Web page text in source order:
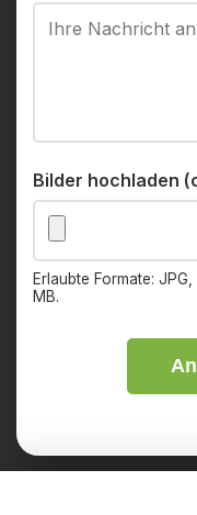
Bilder hochladen
Erlaubte Formate:
MB.